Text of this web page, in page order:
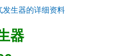
发生器的详细资料
器